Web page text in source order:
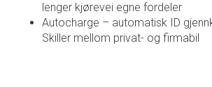
lenger kjørevei egne fordeler
Autocharge – automatisk ID
Skiller mellom privat- og firmabil